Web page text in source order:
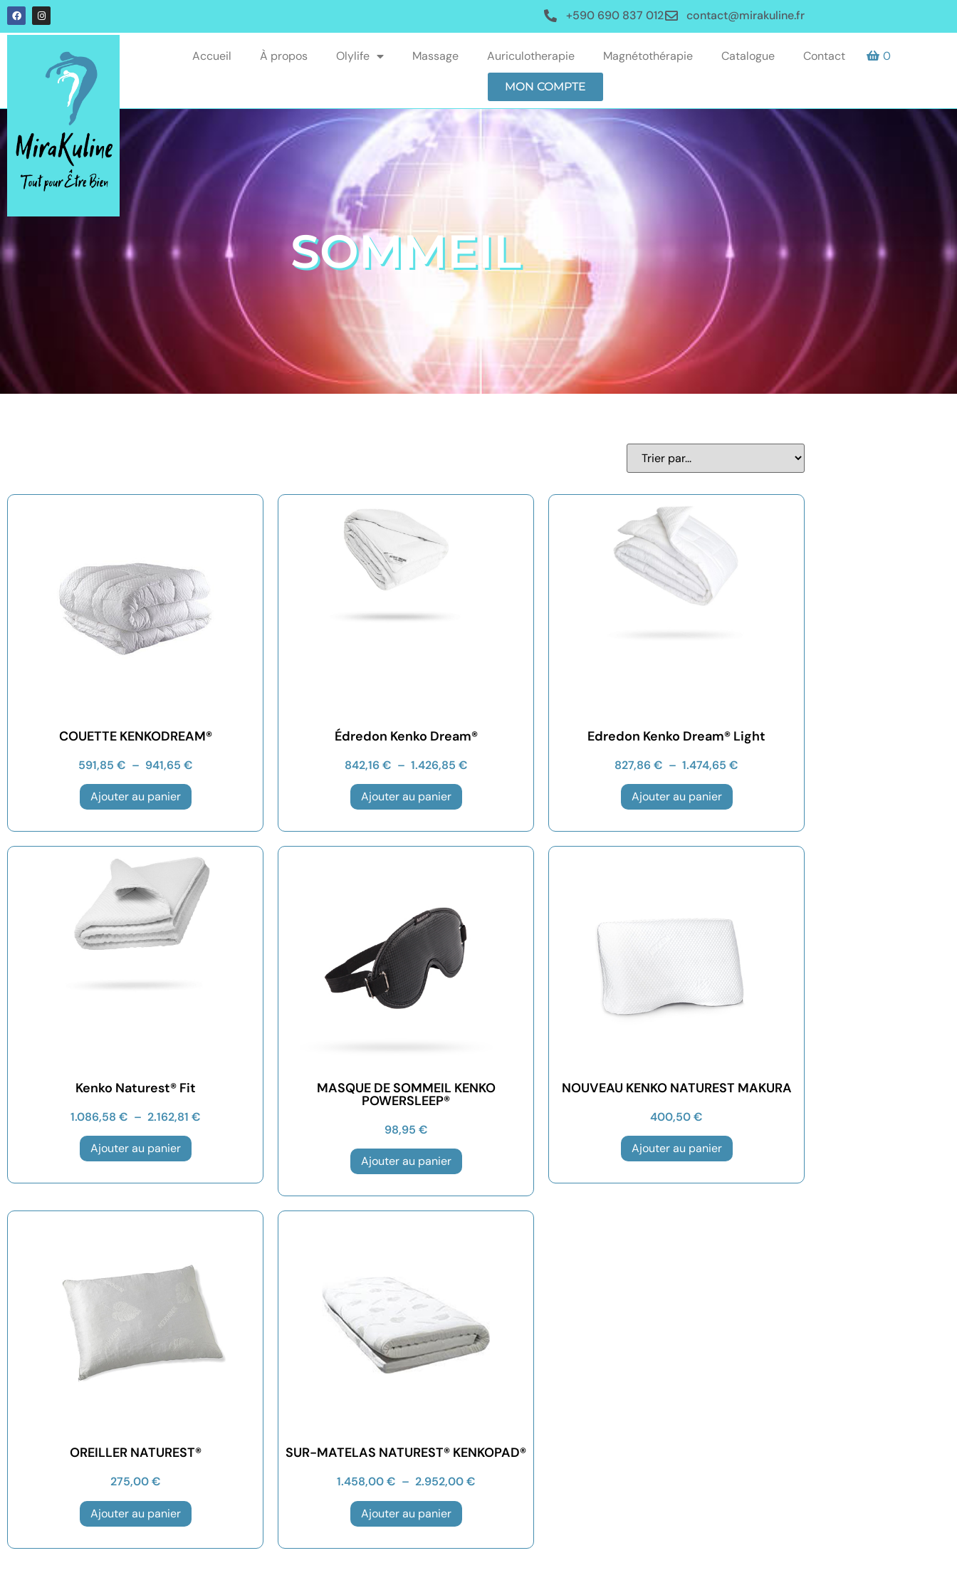
+590 690 837 012 contact@mirakuline.fr
Accueil À propos Olylife Massage Auriculotherapie Magnétothérapie Catalogue Contact 0
MON COMPTE
SOMMEIL
COUETTE KENKODREAM®
591,85 € – 941,65 €
Ajouter au panier
Édredon Kenko Dream®
842,16€ – 1.426,85 €
Ajouter au panier
Edredon Kenko Dream® Light
827,86€ – 1.474,65 €
Ajouter au panier
Kenko Naturest® Fit
1.086,58 € – 2.162,81 €
Ajouter au panier
MASQUE DE SOMMEIL KENKO
POWERSLEEP®
98,95 €
Ajouter au panier
NOUVEAU KENKO NATUREST MAKURA
400,50€
Ajouter au panier
OREILLER NATUREST®
275,00€
Ajouter au panier
SUR-MATELAS NATUREST® KENKOPAD®
1.458,00€ – 2.952,00€
Ajouter au panier